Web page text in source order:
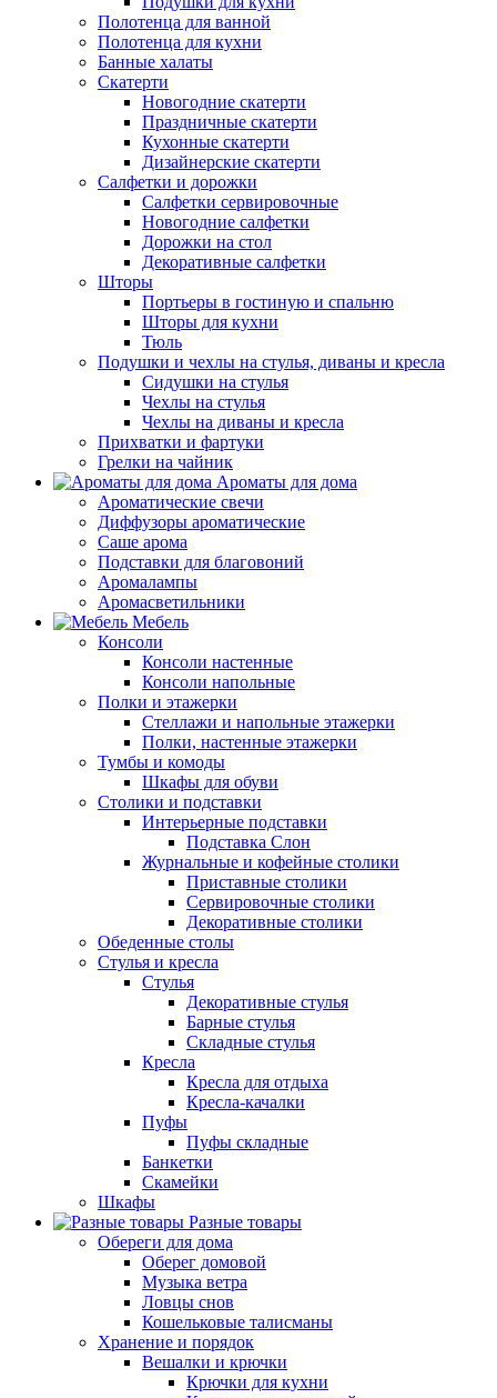
Полотенца для ванной
Полотенца для кухни
Банные халаты
Скатерти
Новогодние скатерти
Праздничные скатерти
Кухонные скатерти
Дизайнерские скатерти
Салфетки и дорожки
Салфетки сервировочные
Новогодние салфетки
Дорожки на стол
Декоративные салфетки
Шторы
Портьеры в гостиную и спальню
Шторы для кухни
Тюль
Подушки и чехлы на стулья, диваны и кресла
Сидушки на стулья
Чехлы на стулья
Чехлы на диваны и кресла
Прихватки и фартуки
Грелки на чайник
Ароматы для дома
Ароматические свечи
Диффузоры ароматические
Саше арома
Подставки для благовоний
Аромалампы
Аромасветильники
Мебель
Консоли
Консоли настенные
Консоли напольные
Полки и этажерки
Стеллажи и напольные этажерки
Полки, настенные этажерки
Тумбы и комоды
Шкафы для обуви
Столики и подставки
Интерьерные подставки
Подставка Слон
Журнальные и кофейные столики
Приставные столики
Сервировочные столики
Декоративные столики
Обеденные столы
Стулья и кресла
Стулья
Декоративные стулья
Барные стулья
Складные стулья
Кресла
Кресла для отдыха
Кресла-качалки
Пуфы
Пуфы складные
Банкетки
Скамейки
Шкафы
Разные товары
Обереги для дома
Оберег домовой
Музыка ветра
Ловцы снов
Кошельковые талисманы
Хранение и порядок
Вешалки и крючки
Крючки для кухни